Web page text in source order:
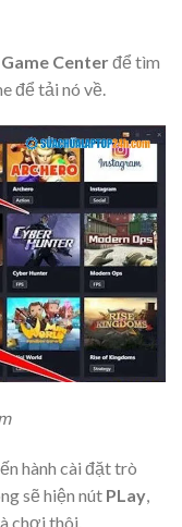
Game Centerđể tìm
để tải nó về.
hành cài đặt trò
sẽ hiện nút PLay,
chơi thôi.